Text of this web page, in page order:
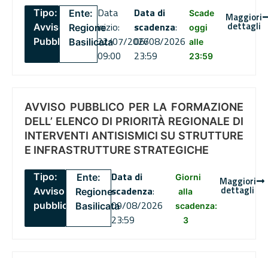
Tipo:
Avviso
Pubblico
Ente:
Regione
Basilicata
Data
inizio:
22/07/2026
09:00
Data di
scadenza:
06/08/2026
23:59
Scade
oggi
alle
23:59
Maggiori
dettagli
AVVISO PUBBLICO PER LA FORMAZIONE
DELL’ ELENCO DI PRIORITÀ REGIONALE DI
INTERVENTI ANTISISMICI SU STRUTTURE
E INFRASTRUTTURE STRATEGICHE
Tipo:
Avviso
pubblico
Ente:
Regione
Basilicata
Data di
scadenza:
09/08/2026
23:59
Giorni
alla
scadenza:
3
Maggiori
dettagli